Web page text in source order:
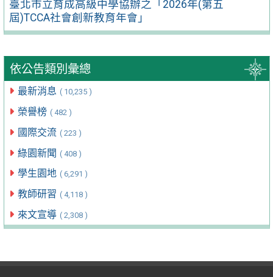
臺北市立育成高級中學協辦之「2026年(第五
屆)TCCA社會創新教育年會」
依公告類別彙總
最新消息 ( 10,235 )
榮譽榜 ( 482 )
國際交流 ( 223 )
綠園新聞 ( 408 )
學生園地 ( 6,291 )
教師研習 ( 4,118 )
來文宣導 ( 2,308 )